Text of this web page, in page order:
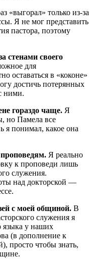
«выгорал» только из-за
Я не мог представить
пастора, поэтому
стенами своего
для
оставаться в «коконе»
достичь потерянных
ними.
гораздо чаще. Я
но Памела все
понимал, какое она
Я реально
к проповеди лишь
служения.
над докторской —
с моей общиной. В
служения я
языка у наших
(в дополнение к
просто чтобы знать,